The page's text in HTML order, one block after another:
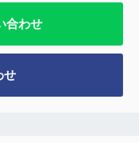
合わせ
せ